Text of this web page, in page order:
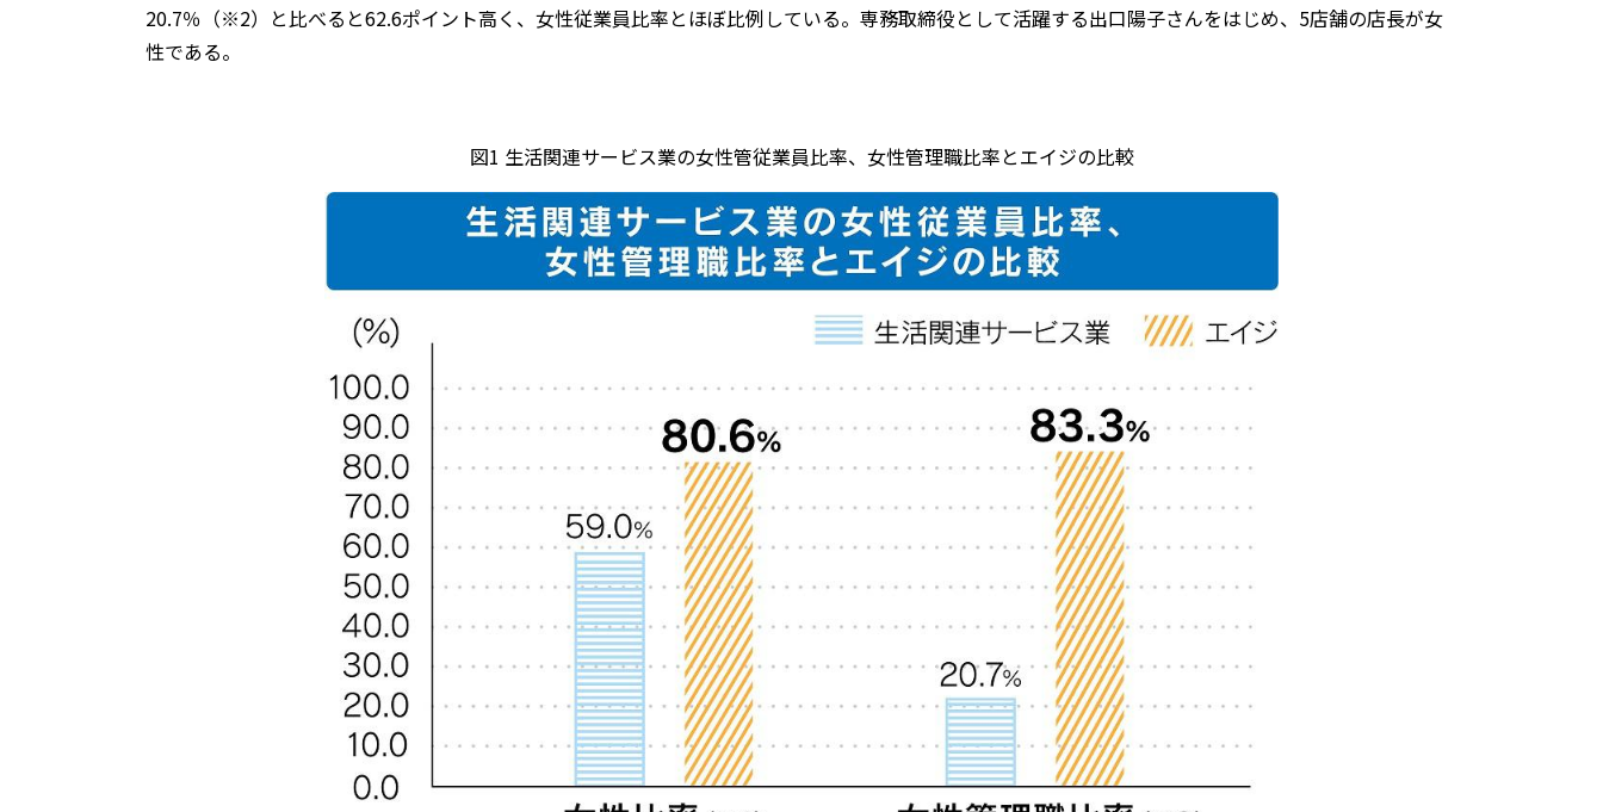
20.7％（※2）と比べると62.6ポイント高く、女性従業員比率とほぼ比例している。専務取締役として活躍する出口陽子さんをはじめ、5店舗の店長が女
性である。
図1 生活関連サービス業の女性管従業員比率、女性管理職比率とエイジの比較